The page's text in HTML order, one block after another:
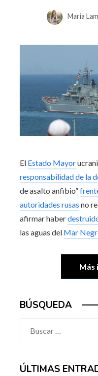
Maria
El Estado Mayor
responsabilidad de la
de asalto anfibio”
autoridades rusas no
afirmar haber
las aguas del Mar
Más
BÚSQUEDA
ÚLTIMAS